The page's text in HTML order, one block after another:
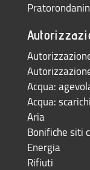
Acqua:
Acqua:
Aria
Bonifiche siti
Energia
Rifiuti